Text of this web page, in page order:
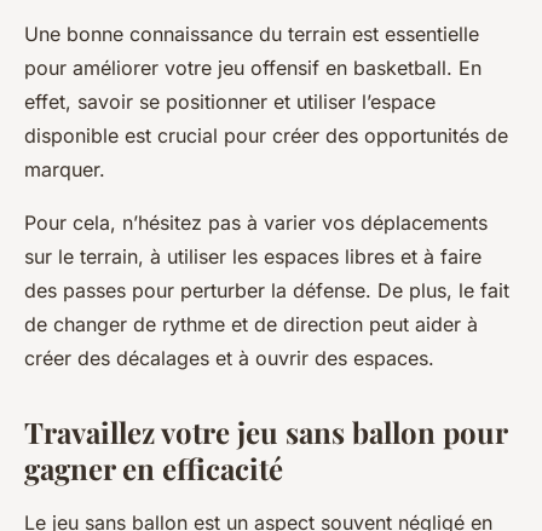
Une bonne connaissance du terrain est essentielle
pour améliorer votre jeu offensif en basketball. En
effet, savoir se positionner et utiliser l’espace
disponible est crucial pour créer des opportunités de
marquer.
Pour cela, n’hésitez pas à varier vos déplacements
sur le terrain, à utiliser les espaces libres et à faire
des passes pour perturber la défense. De plus, le fait
de changer de rythme et de direction peut aider à
créer des décalages et à ouvrir des espaces.
Travaillez votre jeu sans ballon pour
gagner en efficacité
Le jeu sans ballon est un aspect souvent négligé en